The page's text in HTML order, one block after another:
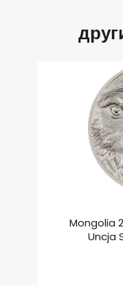
Mongolia
Uncja